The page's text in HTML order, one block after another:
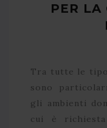
PER LA
Tra tutte le
sono
gli ambienti
cui è